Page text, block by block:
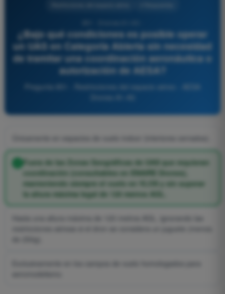
¿Bajo qué condiciones es posible operar
un UAS en Categoría Abierta sin necesidad
de tramitar una coordinación aeronáutica o
autorización de AESA?
Pregunta 851 - Restricciones del espacio aéreo - AESA
Fuera de las Zonas Geográficas de UAS que requieran
coordinación (consultables en ENAIRE Drones),
manteniendo siempre el vuelo en VLOS y sin superar
la altura máxima legal de 120 metros AGL.